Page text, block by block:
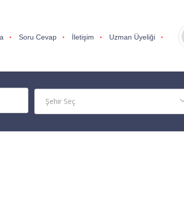
Soru Cevap İletişim Uzman Üyeliği